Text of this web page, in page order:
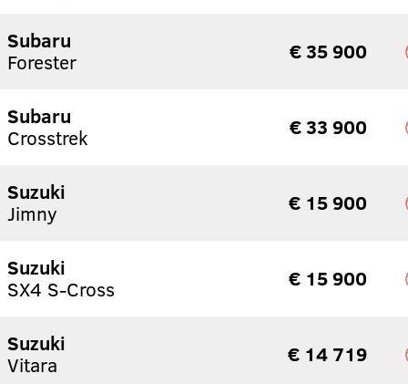
Subaru
Forester
€ 35 900
Subaru
Crosstrek
€ 33 900
Suzuki
Jimny
€ 15 900
Suzuki
SX4 S-Cross
€ 15 900
Suzuki
Vitara
€ 14 719